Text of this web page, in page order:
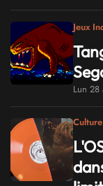
Jeux
Lun 28